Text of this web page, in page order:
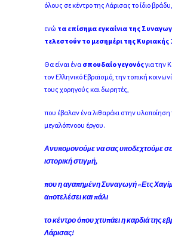
όλους σε κέντρο της Λάρισας το ίδιο βράδυ,
ενώ τα επίσημα εγκαίνια της
τελεστούν το μεσημέρι της Κυριακής
Θα είναι ένα σπουδαίο γεγονόςγια την
τον Ελληνικό Εβραϊσμό, την τοπική
τους χορηγούς και δωρητές,
που έβαλαν ένα λιθαράκι στην υλοποίηση
μεγαλόπνοου έργου.
Ανυπομονούμε να σας υποδεχτούμε
ιστορική στιγμή,
που η αγαπημένη Συναγωγή «Ετς
αποτελέσει και πάλι
το κέντρο όπου χτυπάει η καρδιά της
Λάρισας!